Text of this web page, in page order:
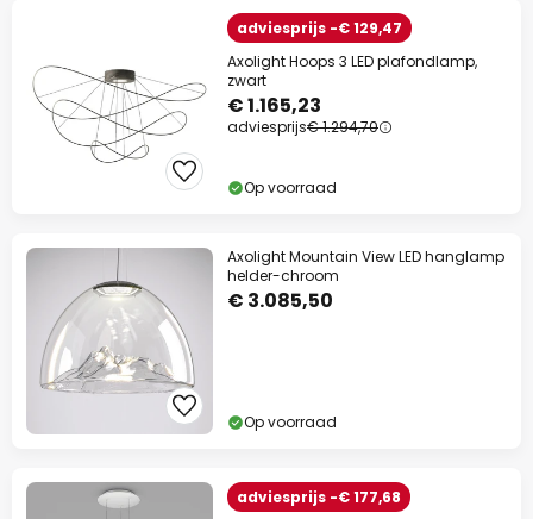
adviesprijs -€ 129,47
Axolight Hoops 3 LED plafondlamp,
zwart
€ 1.165,23
adviesprijs€ 1.294,70
Op voorraad
Axolight Mountain View LED hanglamp
helder-chroom
€ 3.085,50
Op voorraad
adviesprijs -€ 177,68